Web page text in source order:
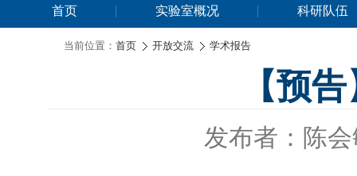
首页 实验室概况 科研队伍
当前位置： 首页 开放交流 学术报告
【预
发布者：陈